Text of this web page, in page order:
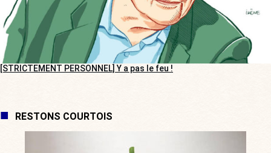
[STRICTEMENT PERSONNEL] Y a pas le feu !
RESTONS COURTOIS